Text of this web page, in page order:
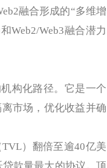
融合形成的“多维增
Web2/Web3融合潜力
构化路径。它是一个
市场，优化收益并确
）翻倍至逾40亿美